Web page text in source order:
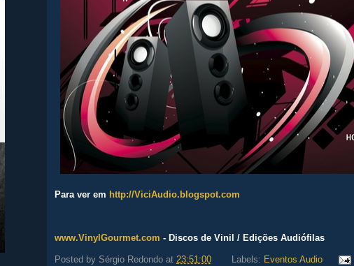
Para ver em http://ViciAudio.blogspot.com
www.VinylGourmet.com - Discos de Vinil / Edições Audiófilas
Posted by Sérgio Redondo at 23:51:00 Labels: Eventos Audio